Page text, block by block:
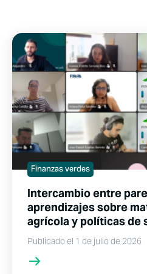
Finanzas verdes
Intercambio entre
aprendizajes sobre
agrícola y políticas de
Publicado el 1 de julio de 2026